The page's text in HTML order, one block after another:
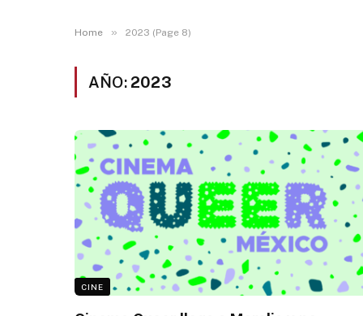
Home » 2023 (Page 8)
AÑO: 2023
CINE